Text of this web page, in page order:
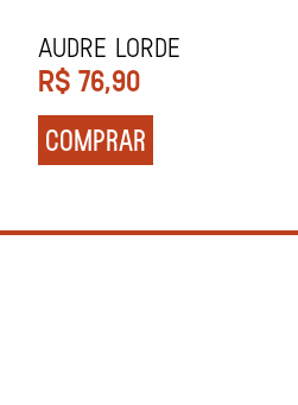
Audre Lorde
R$ 76,90
COMPRAR